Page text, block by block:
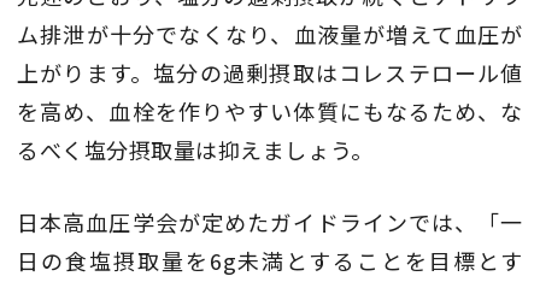
ム排泄が十分でなくなり、血液量が増えて血圧が
上がります。塩分の過剰摂取はコレステロール値
を高め、血栓を作りやすい体質にもなるため、な
るべく塩分摂取量は抑えましょう。
日本高血圧学会が定めたガイドラインでは、「一
日の食塩摂取量を6g未満とすることを目標とす